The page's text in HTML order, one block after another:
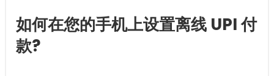
如何在您的手机上设置离线 UPI 付
款?